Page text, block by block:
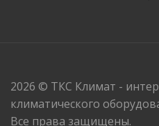
2026 © ТКС Климат -
климатического
Все права защищены.